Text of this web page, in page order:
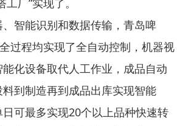
厂”实现了。
智能识别和数据传输，青岛啤
过程均实现了全自动控制，机器视
化设备取代人工作业，成品自动
到制造再到成品出库实现智能
可最多实现20个以上品种快速转